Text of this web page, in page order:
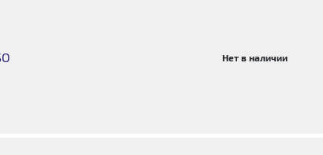
Нет в наличии